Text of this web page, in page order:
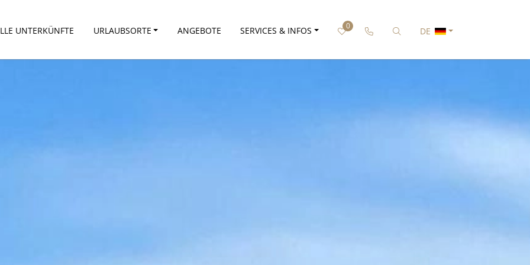
UNTERKÜNFTE URLAUBSORTE ANGEBOTE SERVICES & INFOS 0 Rufen Sie uns an
Nach bestimmter Unterkunft
DE